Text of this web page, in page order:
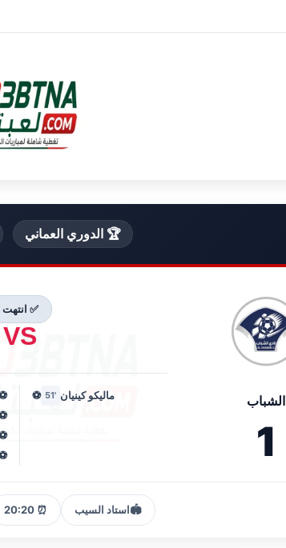
🏆 الدوري العماني
الشباب
1
✅ انتهت
VS
ماليكو كينيان '51
⚽
🏟️استاد السيب ⏰ 20:20